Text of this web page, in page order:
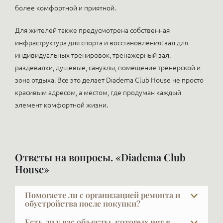
более комфортной и приятной.
Для жителей также предусмотрена собственная
инфраструктура для спорта и восстановления: зал для
индивидуальных тренировок, тренажерный зал,
раздевалки, душевые, санузлы, помещение тренерской и
зона отдыха. Все это делает Diadema Club House не просто
красивым адресом, а местом, где продуман каждый
элемент комфортной жизни.
Ответы на вопросы. «Diadema Club
House»
Помогаете ли с организацией ремонта и
обустройства после покупки?
Да, и это очень важный выбор — найти дизайнера и